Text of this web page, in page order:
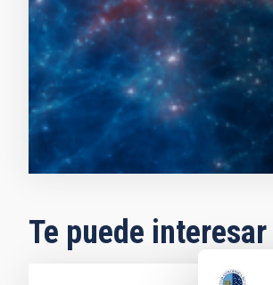
Te puede interesar